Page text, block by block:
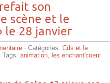
son
scène et le
le 28 janvier
· Catégories: Cds et le
Tags: animation les enchant'coeur